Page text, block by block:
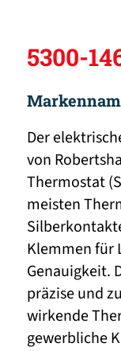
5300-
Der
von
Thermostat
meisten
Klemmen für
Genauigkeit.
präzise und
wirkende
gewerbliche